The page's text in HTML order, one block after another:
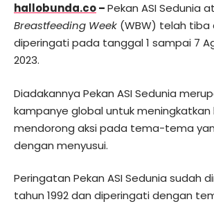
hallobunda.co–Pekan ASI Sedunia
Breastfeeding Week (WBW) telah tiba
diperingati pada tanggal 1 sampai 7
2023.
Diadakannya Pekan ASI Sedunia
kampanye global untuk meningkatkan
mendorong aksi pada tema-tema
dengan menyusui.
Peringatan Pekan ASI Sedunia sudah
tahun 1992 dan diperingati dengan